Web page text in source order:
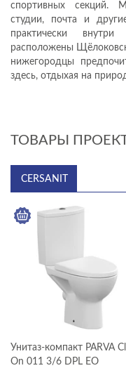
спортивных секций.
студии, почта и
практически
расположены
нижегородцы
здесь, отдыхая на
ТОВАРЫ
CERSANIT
Cersanit
Унитаз-компакт PARVA
On 011 3/6 DPL EO